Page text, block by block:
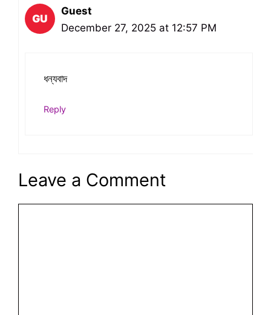
Guest
December 27, 2025 at 12:57 PM
ধন্যবাদ
Reply
Leave a Comment